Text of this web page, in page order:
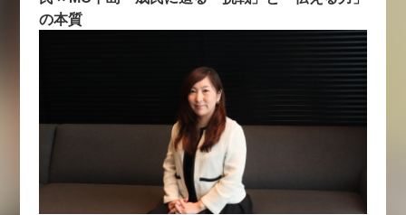
の本質